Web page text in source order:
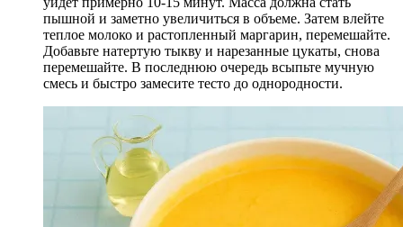
пышной и заметно увеличиться в объеме. Затем влейте
теплое молоко и растопленный маргарин, перемешайте.
Добавьте натертую тыкву и нарезанные цукаты, снова
перемешайте. В последнюю очередь всыпьте мучную
смесь и быстро замесите тесто до однородности.